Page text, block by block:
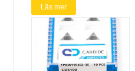
Läs mer